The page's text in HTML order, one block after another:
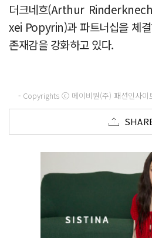
더크네흐(Arthur
xei Popyrin)과 파트너십을 체
존재감을 강화하고 있다.
- Copyrights ⓒ 메이비원(주) 패션인사이